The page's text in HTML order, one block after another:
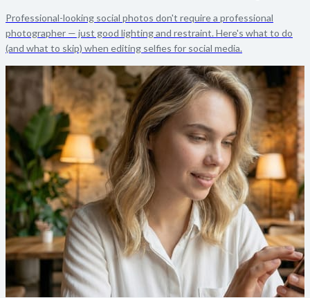
Professional-looking social photos don't require a professional
photographer — just good lighting and restraint. Here's what to do
(and what to skip) when editing selfies for social media.